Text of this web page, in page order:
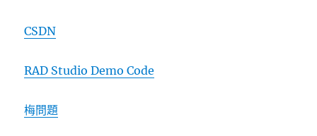
CSDN
RAD Studio Demo Code
梅問題